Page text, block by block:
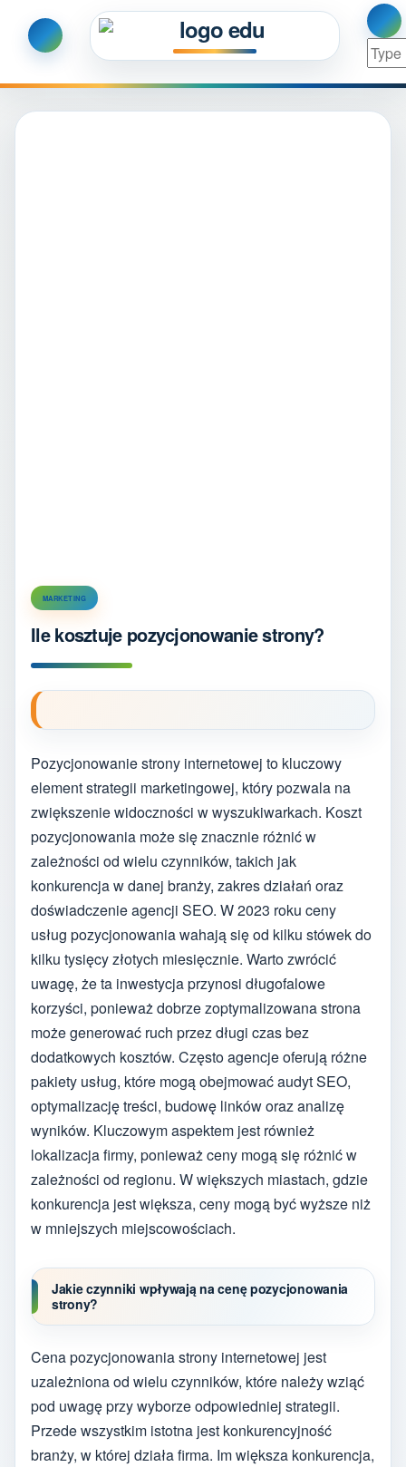
MARKETING
Ile kosztuje pozycjonowanie strony?
Pozycjonowanie strony internetowej to kluczowy
element strategii marketingowej, który pozwala na
zwiększenie widoczności w wyszukiwarkach. Koszt
pozycjonowania może się znacznie różnić w
zależności od wielu czynników, takich jak
konkurencja w danej branży, zakres działań oraz
doświadczenie agencji SEO. W 2023 roku ceny
usług pozycjonowania wahają się od kilku stówek do
kilku tysięcy złotych miesięcznie. Warto zwrócić
uwagę, że ta inwestycja przynosi długofalowe
korzyści, ponieważ dobrze zoptymalizowana strona
może generować ruch przez długi czas bez
dodatkowych kosztów. Często agencje oferują różne
pakiety usług, które mogą obejmować audyt SEO,
optymalizację treści, budowę linków oraz analizę
wyników. Kluczowym aspektem jest również
lokalizacja firmy, ponieważ ceny mogą się różnić w
zależności od regionu. W większych miastach, gdzie
konkurencja jest większa, ceny mogą być wyższe niż
w mniejszych miejscowościach.
Jakie czynniki wpływają na cenę pozycjonowania
strony?
Cena pozycjonowania strony internetowej jest
uzależniona od wielu czynników, które należy wziąć
pod uwagę przy wyborze odpowiedniej strategii.
Przede wszystkim istotna jest konkurencyjność
branży, w której działa firma. Im większa konkurencja,